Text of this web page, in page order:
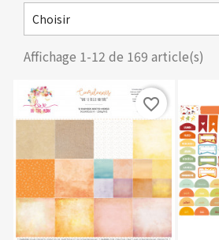
Choisir
Affichage 1-12 de 169 article(s)
favorite_border